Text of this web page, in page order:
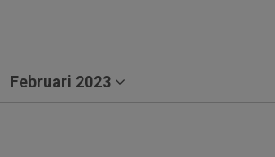
Februari 2023